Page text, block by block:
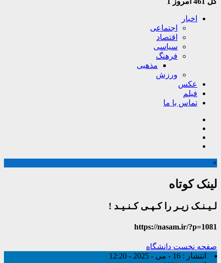
اخبار
اجتماعی
اقتصاد
سیاسی
فرهنگ
مذهبی
ورزش
عکس
فیلم
تماس با ما
×
لینک کوتاه
لـیـنـک زیـر را کـپـی کـنـیـد !
https://nasam.ir/?p=1081
صفحه نخست دانشگاه
انتشار : 16 - می - 2025 - 12:20